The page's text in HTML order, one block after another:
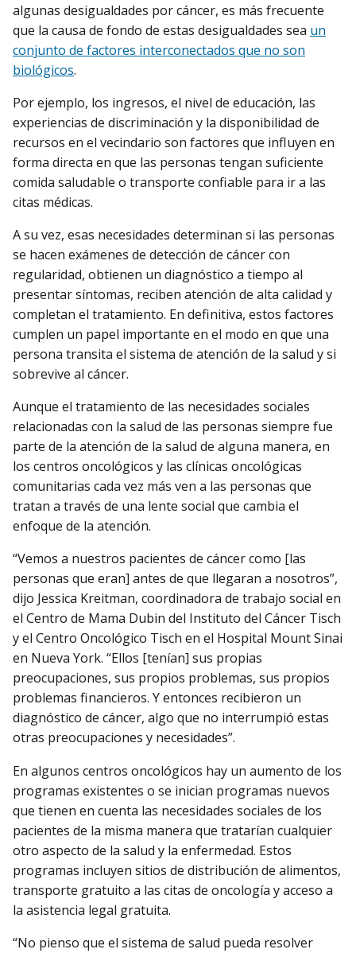
algunas desigualdades por cáncer, es más frecuente
que la causa de fondo de estas desigualdades sea un
conjunto de factores interconectados que no son
biológicos.
Por ejemplo, los ingresos, el nivel de educación, las
experiencias de discriminación y la disponibilidad de
recursos en el vecindario son factores que influyen en
forma directa en que las personas tengan suficiente
comida saludable o transporte confiable para ir a las
citas médicas.
A su vez, esas necesidades determinan si las personas
se hacen exámenes de detección de cáncer con
regularidad, obtienen un diagnóstico a tiempo al
presentar síntomas, reciben atención de alta calidad y
completan el tratamiento. En definitiva, estos factores
cumplen un papel importante en el modo en que una
persona transita el sistema de atención de la salud y si
sobrevive al cáncer.
Aunque el tratamiento de las necesidades sociales
relacionadas con la salud de las personas siempre fue
parte de la atención de la salud de alguna manera, en
los centros oncológicos y las clínicas oncológicas
comunitarias cada vez más ven a las personas que
tratan a través de una lente social que cambia el
enfoque de la atención.
“Vemos a nuestros pacientes de cáncer como [las
personas que eran] antes de que llegaran a nosotros”,
dijo Jessica Kreitman, coordinadora de trabajo social en
el Centro de Mama Dubin del Instituto del Cáncer Tisch
y el Centro Oncológico Tisch en el Hospital Mount Sinai
en Nueva York. “Ellos [tenían] sus propias
preocupaciones, sus propios problemas, sus propios
problemas financieros. Y entonces recibieron un
diagnóstico de cáncer, algo que no interrumpió estas
otras preocupaciones y necesidades”.
En algunos centros oncológicos hay un aumento de los
programas existentes o se inician programas nuevos
que tienen en cuenta las necesidades sociales de los
pacientes de la misma manera que tratarían cualquier
otro aspecto de la salud y la enfermedad. Estos
programas incluyen sitios de distribución de alimentos,
transporte gratuito a las citas de oncología y acceso a
la asistencia legal gratuita.
“No pienso que el sistema de salud pueda resolver